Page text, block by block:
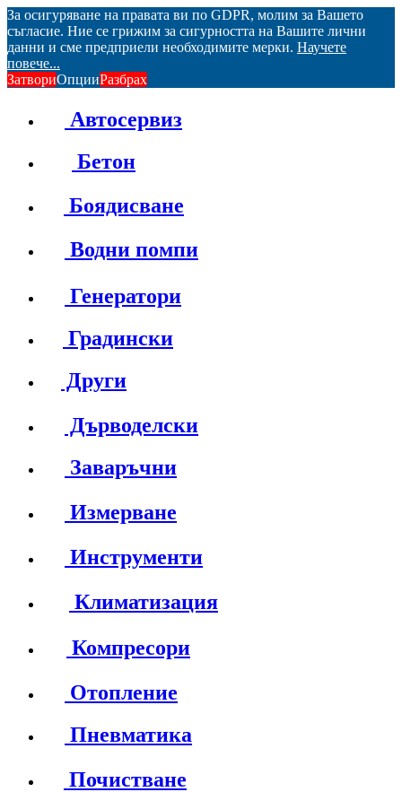
За осигуряване на правата ви по GDPR, молим за Вашето
съгласие. Ние се грижим за сигурността на Вашите лични
данни и сме предприели необходимите мерки. Научете
повече...
ЗатвориОпцииРазбрах
Автосервиз
Бетон
Боядисване
Водни помпи
Генератори
Градински
Други
Дърводелски
Заваръчни
Измерване
Инструменти
Климатизация
Компресори
Отопление
Пневматика
Почистване